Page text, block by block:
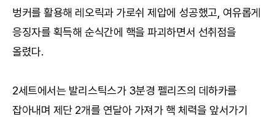
벙커를 활용해 레오릭과 가로쉬 제압에 성공했고, 여유롭게
응징자를 획득해 순식간에 핵을 파괴하면서 선취점을
올렸다.
2세트에서는 발리스틱스가 3분경 펠리즈의 데하카를
잡아내며 제단 2개를 연달아 가져가 핵 체력을 앞서가기